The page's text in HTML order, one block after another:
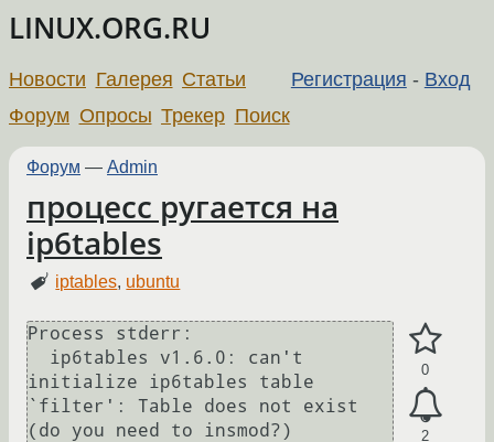
LINUX.ORG.RU
Регистрация - Вход
Новости Галерея Статьи
Форум Опросы Трекер Поиск
Форум — Admin
процесс ругается на
ip6tables
iptables, ubuntu
0
2
Process stderr:
initialize ip6tables table
`filter': Table does not exist
(do you need to insmod?)